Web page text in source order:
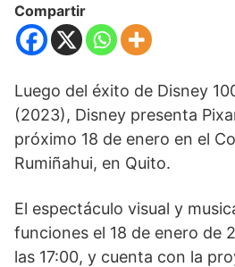
Compartir
Luego del éxito de Disney
(2023), Disney presenta
próximo 18 de enero en el
Rumiñahui, en Quito.
El espectáculo visual y
funciones el 18 de enero de
las 17:00, y cuenta con la